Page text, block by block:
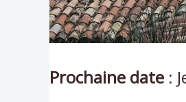
Prochaine date :